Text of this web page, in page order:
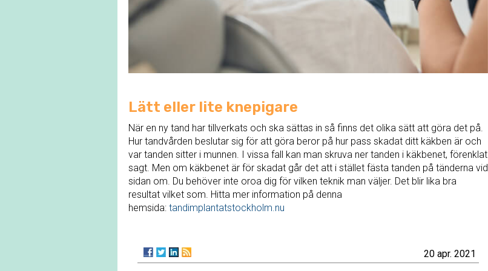
Lätt eller lite knepigare
När en ny tand har tillverkats och ska sättas in så finns det olika sätt att göra det på.
Hur tandvården beslutar sig för att göra beror på hur pass skadat ditt käkben är och
var tanden sitter i munnen. I vissa fall kan man skruva ner tanden i käkbenet, förenklat
sagt. Men om käkbenet är för skadat går det att i stället fästa tanden på tänderna vid
sidan om. Du behöver inte oroa dig för vilken teknik man väljer. Det blir lika bra
resultat vilket som. Hitta mer information på denna
hemsida: tandimplantatstockholm.nu
20 apr. 2021